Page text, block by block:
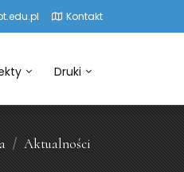
Kontakt
Druki
Aktualności